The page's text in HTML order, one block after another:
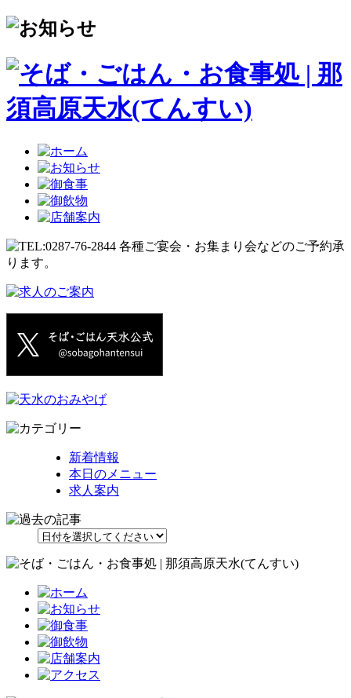
新着情報
本日のメニュー
求人案内